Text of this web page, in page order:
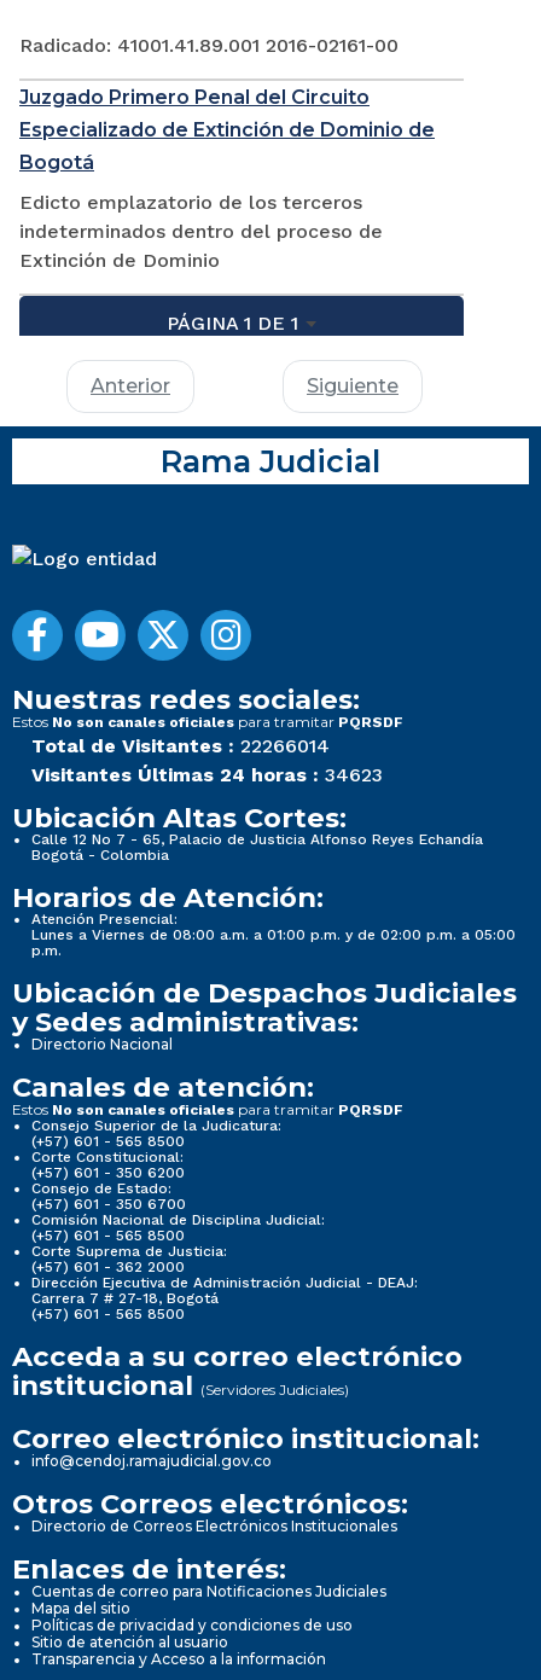
Radicado: 41001.41.89.001 2016-02161-00
Juzgado Primero Penal del Circuito
Especializado de Extinción de Dominio de
Bogotá
Edicto emplazatorio de los terceros
indeterminados dentro del proceso de
Extinción de Dominio
PÁGINA 1 DE 1
Anterior Siguiente
Rama Judicial
Nuestras redes sociales:
Estos No son canales oficiales para tramitar PQRSDF
Total de Visitantes : 22266014
Visitantes Últimas 24 horas : 34623
Ubicación Altas Cortes:
Calle 12 No 7 - 65, Palacio de Justicia Alfonso Reyes Echandía
Bogotá - Colombia
Horarios de Atención:
Atención Presencial:
Lunes a Viernes de 08:00 a.m. a 01:00 p.m. y de 02:00 p.m. a 05:00
p.m.
Ubicación de Despachos Judiciales
y Sedes administrativas:
Directorio Nacional
Canales de atención:
Estos No son canales oficiales para tramitar PQRSDF
Consejo Superior de la Judicatura:
(+57) 601 - 565 8500
Corte Constitucional:
(+57) 601 - 350 6200
Consejo de Estado:
(+57) 601 - 350 6700
Comisión Nacional de Disciplina Judicial:
(+57) 601 - 565 8500
Corte Suprema de Justicia:
(+57) 601 - 362 2000
Dirección Ejecutiva de Administración Judicial - DEAJ:
Carrera 7 # 27-18, Bogotá
(+57) 601 - 565 8500
Acceda a su correo electrónico
institucional (Servidores Judiciales)
Correo electrónico institucional:
info@cendoj.ramajudicial.gov.co
Otros Correos electrónicos:
Directorio de Correos Electrónicos Institucionales
Enlaces de interés:
Cuentas de correo para Notificaciones Judiciales
Mapa del sitio
Políticas de privacidad y condiciones de uso
Sitio de atención al usuario
Transparencia y Acceso a la información